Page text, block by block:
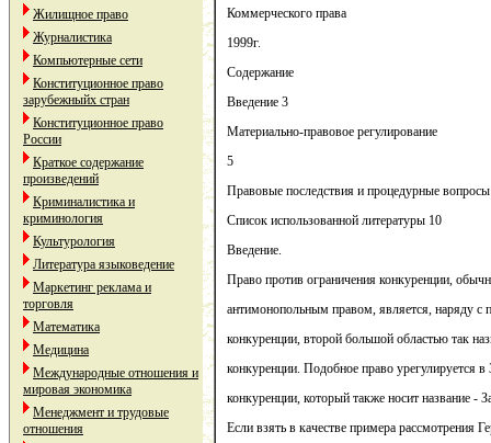
Жилищное право
Журналистика
Компьютерные сети
Конституционное право
зарубежныйх стран
Конституционное право
России
Краткое содержание
произведений
Криминалистика и
криминология
Культурология
Литература языковедение
Маркетинг реклама и
торговля
Математика
Медицина
Международные отношения и
мировая экономика
Менеджмент и трудовые
отношения
Коммерческого права
1999г.
Содержание
Введение 3
Материально-правовое регулирование
5
Правовые последствия и процедурные
Список использованной литературы 10
Введение.
Право против ограничения конкуренции,
антимонопольным правом, является, наряду с
конкуренции, второй большой областью так
конкуренции. Подобное право урегулируется в
конкуренции, который также носит название -
Если взять в качестве примера рассмотрения